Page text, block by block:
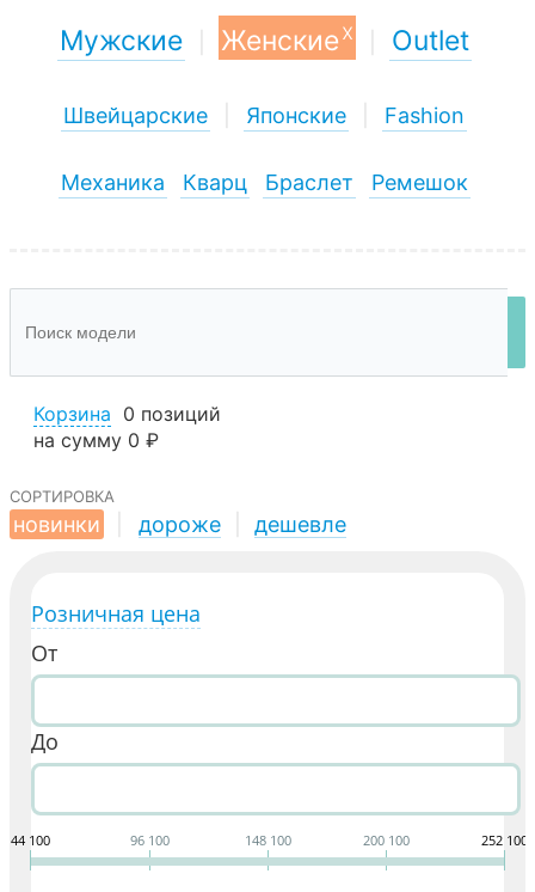
Мужские Женскиеx Outlet
Швейцарские Японские Fashion
Механика Кварц Браслет Ремешок
Корзина 0 позиций
на сумму 0 ₽
сортировка
новинки
дороже дешевле
Розничная цена
От
До
44 100 96 100 148 100 200 100 252 100